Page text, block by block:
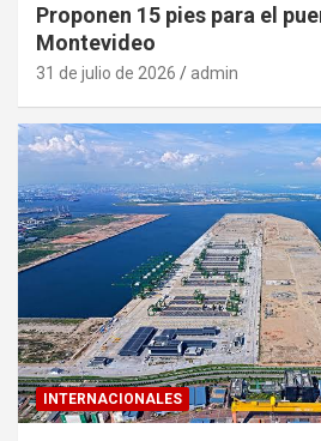
Proponen 15 pies para el
Montevideo
31 de julio de 2026 admin
INTERNACIONALES